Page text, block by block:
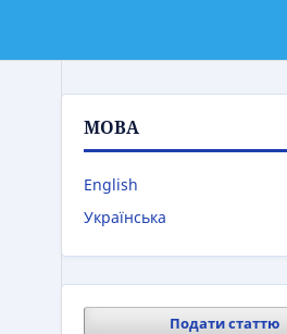
МОВА
English
Українська
Подати статтю